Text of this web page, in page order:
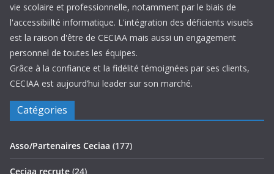
vie scolaire et professionnelle, notamment par le biais de
l'accessibiilté informatique. L'intégration des déficients visuels
est la raison d'être de CECIAA mais aussi un engagement
personnel de toutes les équipes.
Grâce à la confiance et la fidélité témoignées par ses clients,
CECIAA est aujourd’hui leader sur son marché.
Catégories
Asso/Partenaires Ceciaa (177)
Ceciaa recrute (24)